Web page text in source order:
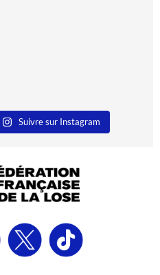
Suivre sur Instagram